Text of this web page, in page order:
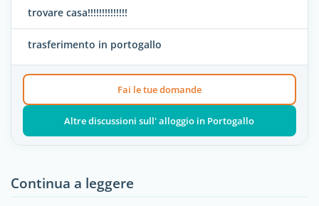
trovare casa!!!!!!!!!!!!!!
trasferimento in portogallo
Fai le tue domande
Altre discussioni sull' alloggio in Portogallo
Continua a leggere